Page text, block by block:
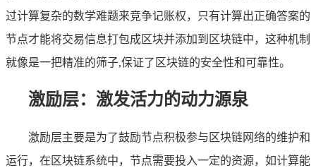
过计算复杂的数学难题来竞争记账权，只有计算出正确答案的
节点才能将交易信息打包成区块并添加到区块链中，这种机制
就像是一把精准的筛子,保证了区块链的安全性和可靠性。
激励层：激发活力的动力源泉
激励层主要是为了鼓励节点积极参与区块链网络的维护和
运行，在区块链系统中，节点需要投入一定的资源，如计算能